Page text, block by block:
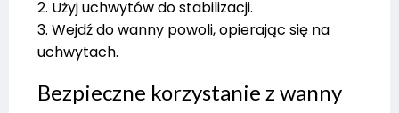
2. Użyj uchwytów do stabilizacji.
3. Wejdź do wanny powoli, opierając się na
uchwytach.
Bezpieczne korzystanie z wanny